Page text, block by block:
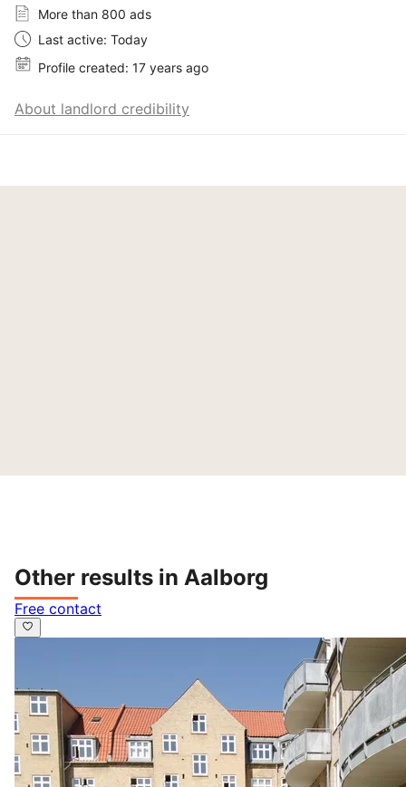
More than 800 ads
Last active: Today
Profile created: 17 years ago
About landlord credibility
Other results in Aalborg
Free contact